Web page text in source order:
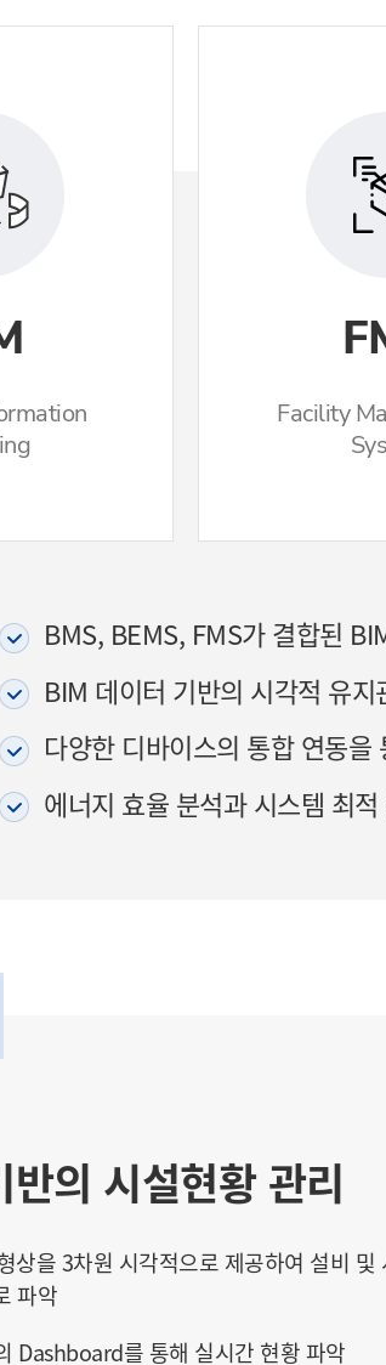
Facility
BMS, BEMS, FMS가 결합된
BIM 데이터 기반의 시각적 유지
다양한 디바이스의 통합 연동
에너지 효율 분석과 시스템 최
의 시설현황 관리
상을 3차원 시각적으로 제공하여 설비 및
파악
Dashboard를 통해 실시간 현황 파악